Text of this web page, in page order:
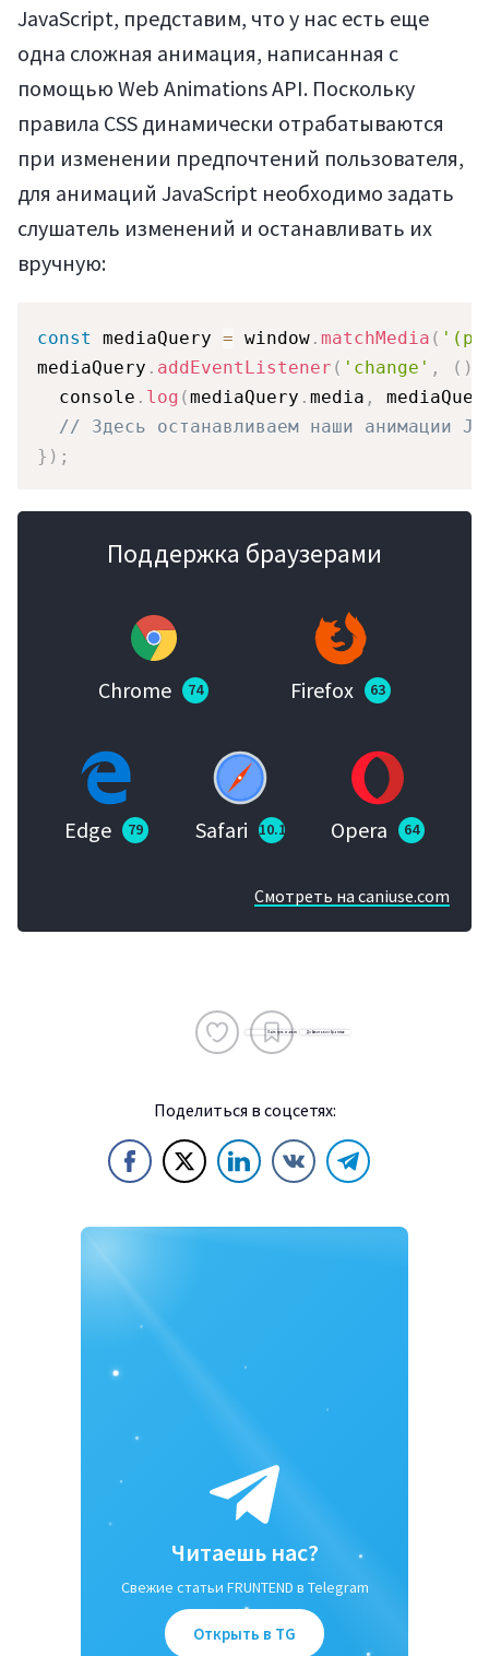
Регистрация
Поделиться в соцсетях:
JavaScript, представим, что у нас есть еще
одна сложная анимация, написанная с
помощью Web Animations API. Поскольку
правила CSS динамически отрабатываются
при изменении предпочтений пользователя,
для анимаций JavaScript необходимо задать
слушатель изменений и останавливать их
вручную:
const mediaQuery = window . matchMedia (
mediaQuery . addEventListener ( 'change' , ( )
  console
. log (mediaQuery . media ,
// Здесь останавливаем наши анимации JS
} ) ;
Поддержка браузерами
Chrome 74 Firefox 63
Edge 79 Safari 10.1 Opera 64
Смотреть на caniuse.com
Читаешь нас?
Свежие статьи FRUNTEND в Telegram
Открыть в TG